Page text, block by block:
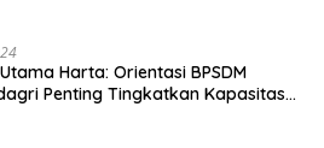
Harta: Orientasi BPSDM
Penting Tingkatkan Kapasitas